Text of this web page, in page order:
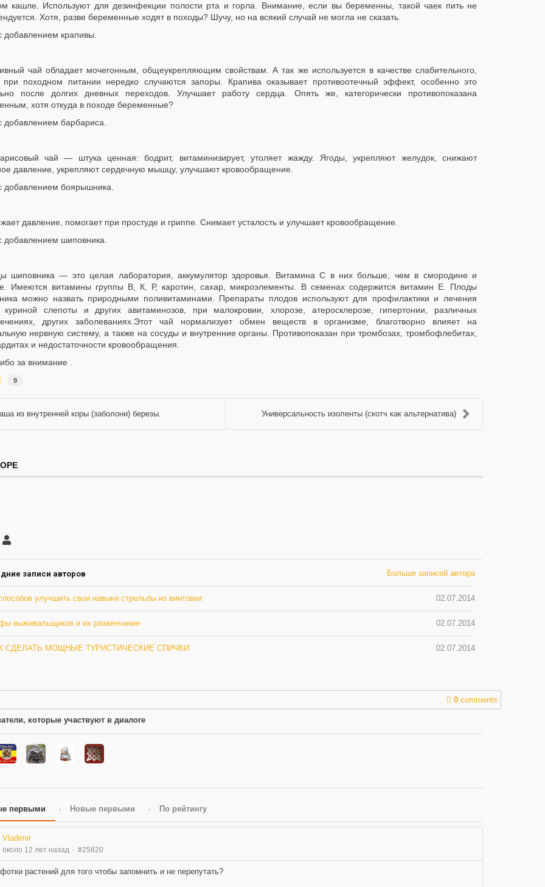
кашле. Используют для дезинфекции полости рта и горла. Внимание, если вы беременны, такой чаек пить не
Хотя, разве беременные ходят в походы? Шучу, но на всякий случай не могла не сказать.
добавлением крапивы.
чай обладает мочегонным, общеукрепляющим свойствам. А так же используется в качестве слабительного,
при походном питании нередко случаются запоры. Крапива оказывает противоотечный эффект, особенно это
после долгих дневных переходов. Улучшает работу сердца. Опять же, категорически противопоказана
хотя откуда в походе беременные?
добавлением барбариса.
чай — штука ценная: бодрит, витаминизирует, утоляет жажду. Ягоды, укрепляют желудок, снижают
давление, укрепляют сердечную мышцу, улучшают кровообращение.
добавлением боярышника.
давление, помогает при простуде и гриппе. Снимает усталость и улучшает кровообращение.
добавлением шиповника.
шиповника — это целая лаборатория, аккумулятор здоровья. Витамина С в них больше, чем в смородине и
Имеются витамины группы В, К, Р, каротин, сахар, микроэлементы. В семенах содержится витамин Е. Плоды
можно назвать природными поливитаминами. Препараты плодов используют для профилактики и лечения
куриной слепоты и других авитаминозов, при малокровии, хлорозе, атеросклерозе, гипертонии, различных
других заболеваниях.Этот чай нормализует обмен веществ в организме, благотворно влияет на
нервную систему, а также на сосуды и внутренние органы. Противопоказан при тромбозах, тромбофлебитах,
и недостаточности кровообращения.
за внимание .
9
из внутренней коры (заболони) березы. Универсальность изоленты (скотч как альтернатива)
Грю
записи авторов Больше записей автора
02.07.2014
улучшить свои навыки стрельбы из винтовки
02.07.2014
выживальщиков и их развенчание
02.07.2014
СДЕЛАТЬ МОЩНЫЕ ТУРИСТИЧЕСКИЕ СПИЧКИ
0 comments
которые участвуют в диалоге
первыми Новые первыми По рейтингу
Vladimir
около 12 лет назад #25820
растений для того чтобы запомнить и не перепутать?